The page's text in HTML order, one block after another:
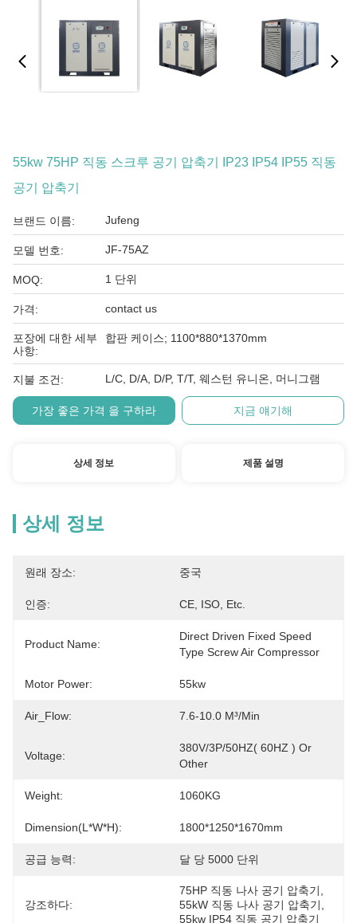
55kw 75HP 직동 스크루 공기 압축기 IP23 IP54 IP55 직동
공기 압축기
브랜드 이름: Jufeng
모델 번호: JF-75AZ
MOQ: 1 단위
가격: contact us
포장에 대한 세부
사항:
합판 케이스; 1100*880*1370mm
지불 조건: L/C, D/A, D/P, T/T, 웨스턴 유니온, 머니그램
가장 좋은 가격 을 구하라 지금 얘기해
상세 정보 제품 설명
상세 정보
원래 장소: 중국
인증: CE, ISO, Etc.
Product Name:
Direct Driven Fixed Speed
Type Screw Air Compressor
Motor Power: 55kw
Air_Flow: 7.6-10.0 M³/min
Voltage:
380V/3P/50HZ( 60HZ ) Or
Other
Weight: 1060KG
Dimension(l*w*h): 1800*1250*1670mm
공급 능력: 달 당 5000 단위
강조하다:
75HP 직동 나사 공기 압축기
55kW 직동 나사 공기 압축기
55kw IP54 직동 공기 압축기